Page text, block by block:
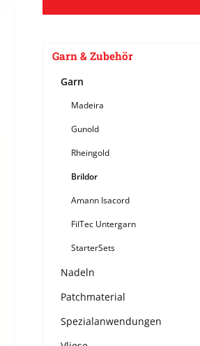
Garn & Zubehör
Garn
Madeira
Gunold
Rheingold
Brildor
Amann Isacord
FilTec Untergarn
StarterSets
Nadeln
Patchmaterial
Spezialanwendungen